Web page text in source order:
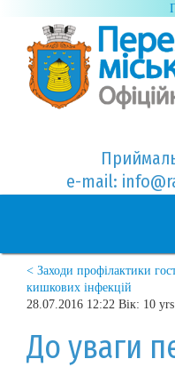
e-mail:
< Заходи профілактики
кишкових інфекцій
28.07.2016 12:22 Вік: 10 yrs
До уваги